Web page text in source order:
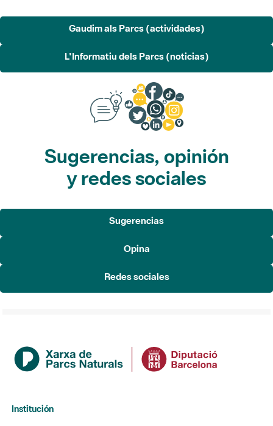
Gaudim als Parcs (actividades)
L'Informatiu dels Parcs (noticias)
Sugerencias, opinión
y redes sociales
Sugerencias
Opina
Redes sociales
Institución